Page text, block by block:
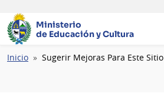
Ministerio
de Educación y Cultura
Ruta
Inicio Sugerir Mejoras Para Este Sitio